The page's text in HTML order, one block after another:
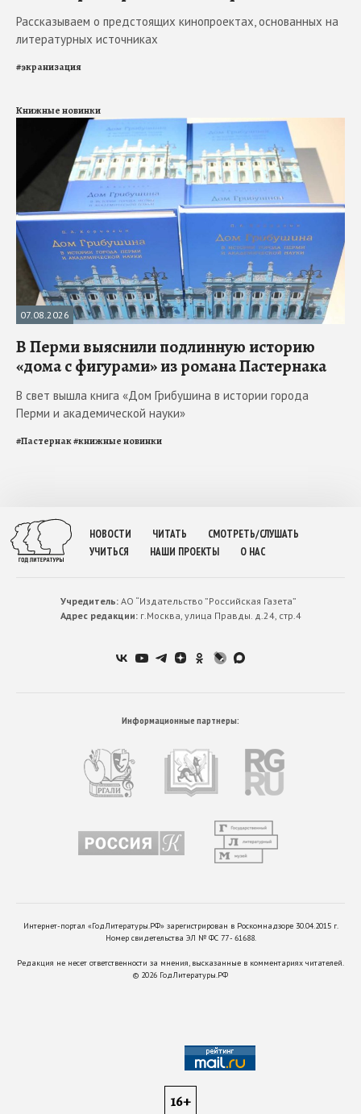
Рассказываем о предстоящих кинопроектах, основанных на
литературных источниках
#экранизация
Книжные новинки
07.08.2026
В Перми выяснили подлинную историю
«дома с фигурами» из романа Пастернака
В свет вышла книга «Дом Грибушина в истории города
Перми и академической науки»
#Пастернак#книжные новинки
НОВОСТИ ЧИТАТЬ
СМОТРЕТЬ/СЛУШАТЬ
УЧИТЬСЯ
НАШИ ПРОЕКТЫ О НАС
Учредитель:АО “Издательство ”Российская Газета”
Адрес редакции:г.Москва, улица Правды. д.24, стр.4
Информационные партнеры:
Интернет-портал «ГодЛитературы.РФ» зарегистрирован в Роскомнадзоре 30.04.2015 г.
Номер свидетельства ЭЛ № ФС 77 - 61688.
Редакция не несет ответственности за мнения, высказанные в комментариях читателей.
© 2026 ГодЛитературы.РФ
16+